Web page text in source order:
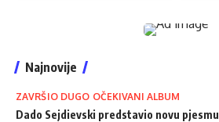
Najnovije
ZAVRŠIO DUGO OČEKIVANI ALBUM
Dado Sejdievski predstavio novu pjesmu